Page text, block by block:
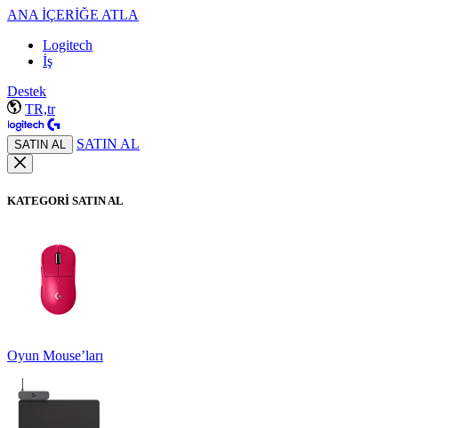
ANA İÇERİĞE ATLA
Logitech
İş
Destek
TR,tr
SATIN AL SATIN AL
KATEGORİ SATIN AL
Oyun Mouse’ları